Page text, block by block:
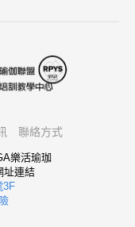
聯絡方式
樂活瑜珈
址連結
3F